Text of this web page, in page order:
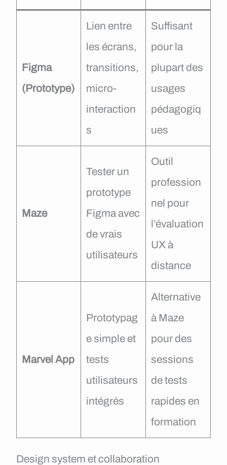
Figma
(Prototype)
Lien entre
les écrans,
transitions,
micro-
interaction
s
Suffisant
pour la
plupart des
usages
pédagogiq
ues
Maze
Tester un
prototype
Figma avec
de vrais
utilisateurs
Outil
profession
nel pour
l’évaluation
UX à
distance
Marvel App
Prototypag
e simple et
tests
utilisateurs
intégrés
Alternative
à Maze
pour des
sessions
de tests
rapides en
formation
Design system et collaboration